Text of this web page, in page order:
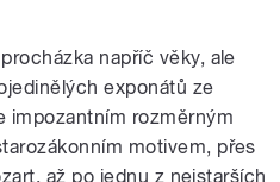
napříč věky, ale
exponátů ze
impozantním rozměrným
motivem, přes
až po jednu z nejstarších